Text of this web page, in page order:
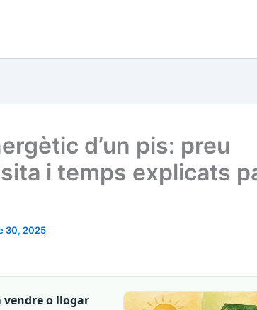
d’un pis: preu
i temps explicats
30, 2025
vendre o llogar